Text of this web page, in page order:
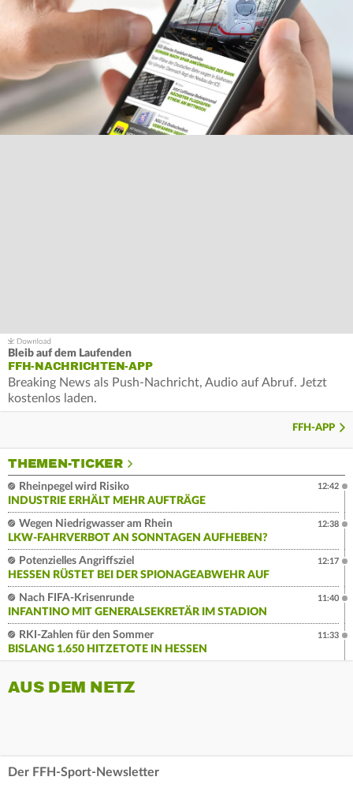
Bleib auf dem Laufenden
FFH-NACHRICHTEN-APP
Breaking News als Push-Nachricht, Audio auf Abruf. Jetzt
kostenlos laden.
FFH-APP
THEMEN-TICKER
Rheinpegel wird Risiko
INDUSTRIE ERHÄLT MEHR AUFTRÄGE
12:42
Wegen Niedrigwasser am Rhein
LKW-FAHRVERBOT AN SONNTAGEN AUFHEBEN?
12:38
Potenzielles Angriffsziel
HESSEN RÜSTET BEI DER SPIONAGEABWEHR AUF
12:17
Nach FIFA-Krisenrunde
INFANTINO MIT GENERALSEKRETÄR IM STADION
11:40
RKI-Zahlen für den Sommer
BISLANG 1.650 HITZETOTE IN HESSEN
11:33
AUS DEM NETZ
Der FFH-Sport-Newsletter